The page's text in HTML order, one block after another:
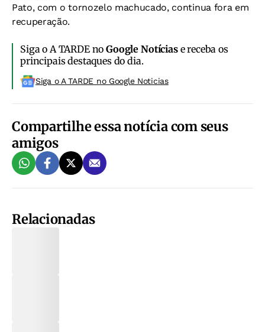
Pato, com o tornozelo machucado, continua fora em
recuperação.
Siga o A TARDE noGoogle Notíciase receba os
principais destaques do dia.
Siga o A TARDE no Google Noticias
Compartilhe essa notícia com seus
amigos
Relacionadas